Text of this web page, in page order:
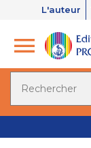
L'auteur